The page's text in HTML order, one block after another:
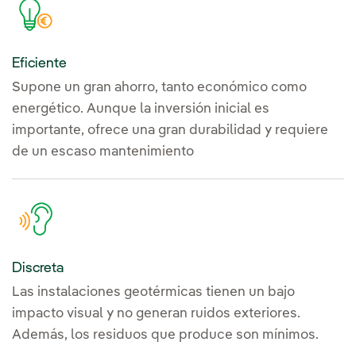
Eficiente
Supone un gran ahorro, tanto económico como
energético. Aunque la inversión inicial es
importante, ofrece una gran durabilidad y requiere
de un escaso mantenimiento
Discreta
Las instalaciones geotérmicas tienen un bajo
impacto visual y no generan ruidos exteriores.
Además, los residuos que produce son mínimos.